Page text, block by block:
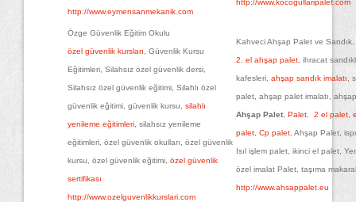
http://www.eymensanmekanik.com
http://www.kocogullaripalet.com
Özge Güvenlik Eğitim Okulu
özel güvenlik kursları , Güvenlik Kursu
Eğitimleri, Silahsız özel güvenlik dersi,
Silahsız özel güvenlik eğitimi, Silahlı özel
güvenlik eğitimi, güvenlik kursu, silahlı
yenileme eğitimleri, silahsız yenileme
eğitimleri, özel güvenlik okulları, özel güvenlik
kursu, özel güvenlik eğitimi, özel güvenlik
sertifikası
http://www.ozelguvenlikkurslari.com
Kahveci Ahşap Palet ve Sandık,
2. el ahşap palet, ihracat
kafesleri, ahşap sandık imalatı ,
palet, ahşap palet imalatı,
Ahşap Palet, Palet, 2 el palet,
palet, Cp palet, Ahşap Palet,
Isıl işlem palet, ikinci el palet,
özel imalat Palet, taşıma
http://www.ahsappalet.eu